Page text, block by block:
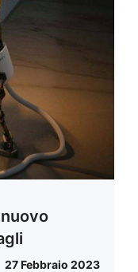
27 Febbraio 2023